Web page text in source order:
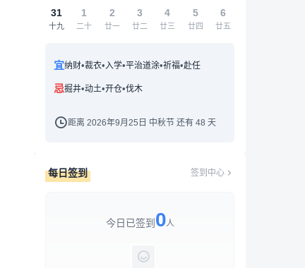
31
十九
1
二十
2
廿一
3
廿二
4
廿三
5
廿四
6
廿五
宜纳财•裁衣•入学•平治道涂•祈福•赴任
忌掘井•动土•开仓•伐木
距离 2026年9月25日 中秋节 还有 48 天
每日签到 签到中心
今日已签到 0人